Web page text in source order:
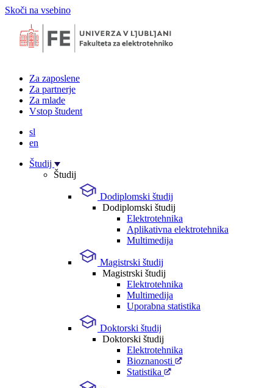
Skoči na vsebino
Za zaposlene
Za partnerje
Za mlade
Vstop študent
sl
en
Študij
Študij
Dodiplomski študij
Dodiplomski študij
Elektrotehnika
Aplikativna elektrotehnika
Multimedija
Magistrski študij
Magistrski študij
Elektrotehnika
Multimedija
Uporabna statistika
Doktorski študij
Doktorski študij
Elektrotehnika
Bioznanosti
Statistika